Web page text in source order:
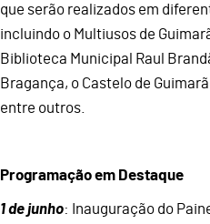
que serão realizados em
incluindo o Multiusos de
Biblioteca Municipal Raul
Bragança, o Castelo de
entre outros.
Programação em Destaque
1 de junho: Inauguração do